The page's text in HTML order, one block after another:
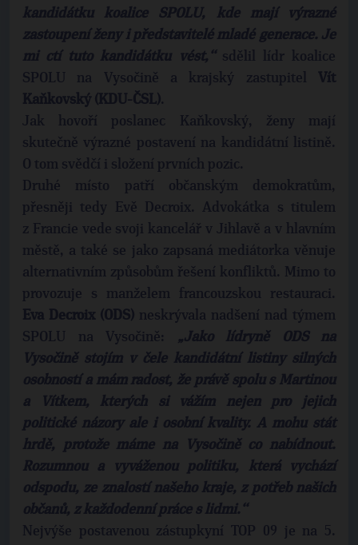
kandidátku koalice SPOLU, kde mají výrazné
zastoupení ženy i představitelé mladé generace. Je
mi ctí tuto kandidátku vést,‘‘sdělil lídr koalice
SPOLU na Vysočině a krajský zastupitel
Vít
Kaňkovský (KDU-ČSL).
Jak hovoří poslanec Kaňkovský, ženy mají
skutečně výrazné postavení na kandidátní listině.
O tom svědčí i složení prvních pozic.
Druhé místo patří občanským demokratům,
přesněji tedy Evě Decroix. Advokátka s titulem
z Francie vede svoji kancelář v Jihlavě a v hlavním
městě, a také se jako zapsaná mediátorka věnuje
alternativním způsobům řešení konfliktů. Mimo to
provozuje s manželem francouzskou restauraci.
Eva Decroix (ODS) neskrývala nadšení nad týmem
SPOLU na Vysočině:
„Jako lídryně ODS na
Vysočině stojím v čele kandidátní listiny silných
osobností a mám radost, že právě spolu s Martinou
a Vítkem, kterých si vážím nejen pro jejich
politické názory ale i osobní kvality. A mohu stát
hrdě, protože máme na Vysočině co nabídnout.
Rozumnou a vyváženou politiku, která vychází
odspodu, ze znalostí našeho kraje, z potřeb našich
občanů, z každodenní práce s lidmi.‘‘
Nejvýše postavenou zástupkyní TOP 09 je na 5.